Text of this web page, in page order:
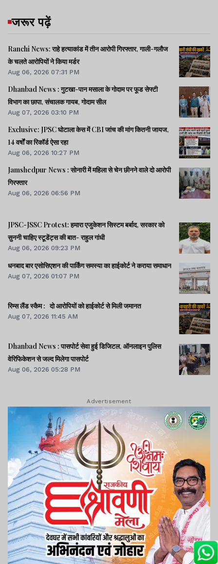
रोजगार, कौशल विकास, स्वास्थ्य, पोषण, समान
अवसर और डिजिटल गवर्नेंस सहित अन्य मुद्दों पर
मंथन किया जा रहा है.
बैठक का मुख्य फोकस विकसित भारत-2047 का
लक्ष्य हासिल करना है. इस लक्ष्य को पाने के लिए
समावेशी मानव विकास की रणनीति तैयार कर उसे
हर नागरिक तक पहुंचाना है.
इस साल नीति आयोग की बैठक की थीम विकसित
यानी 2047 तक हर उम्र, क्षेत्र, लिंग और
सामाजिक-आर्थिक बैकग्राउंड से इतर हर भारतीय
को विकास का लाभ मुहैया कराना है.
कमियों पर ब्लॉग लिखने वाले
निसर्ग को IIT कानपुर में जॉब
एथेनॉल मिश्रित पेट्रोल पर
लगने वाली एक्साइज ड्यूटी
खत्म, सस्ता हो सकता है
पेट्रोल, जेब को मिलेगी राहत
Lagatar Media की यह खबर आपको कैसी लगी.
नीचे दिए गए कमेंट बॉक्स में अपनी राय साझा करें.
जरूर पढ़ें
Ranchi News: राहे हत्याकांड में तीन आरोपी गिरफ्तार, गाली-गलौज
के चलते आरोपियों ने किया मर्डर
Aug 06, 2026 07:31 PM
Dhanbad News : गुटखा-पान मसाला के गोदाम पर फूड सेफ्टी
विभाग का छापा, संचालक गायब, गोदाम सील
Aug 07, 2026 03:10 PM
Exclusive: JPSC घोटाला केस में CBI जांच की मांग कितनी जायज,
14 वर्षों का रिकॉर्ड ऐसा रहा
Aug 06, 2026 10:27 PM
Jamshedpur News : सोनारी में महिला से चेन छीनने वाले दो आरोपी
गिरफ्तार
Aug 06, 2026 06:56 PM
JPSC-JSSC Protest: हमारा एजुकेशन सिस्टम बर्बाद, सरकार को
सुननी चाहिए स्टूडेंट्स की बात- राहुल गांधी
Aug 06, 2026 09:23 PM
धनबाद बार एसोसिएशन की पार्किंग समस्या का हाईकोर्ट ने कराया समाधान
Aug 07, 2026 01:07 PM
रिम्स लैंड स्कैम : दो आरोपियों को हाईकोर्ट से मिली जमानत
Aug 07, 2026 11:45 AM
Dhanbad News : पासपोर्ट सेवा हुई डिजिटल, ऑनलाइन पुलिस
वेरिफिकेशन से जल्द मिलेगा पासपोर्ट
Aug 06, 2026 05:28 PM
Advertisement